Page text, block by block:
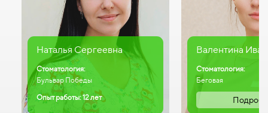
Наталья Сергеевна
Стоматология:
Бульвар Победы
Опыт работы: 12 лет
Валентина
Стоматология:
Беговая